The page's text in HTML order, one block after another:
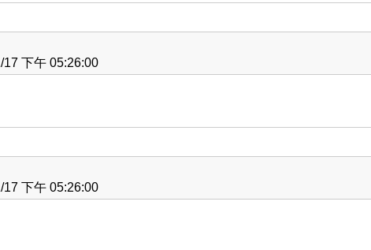
下午 05:26:00
下午 05:26:00